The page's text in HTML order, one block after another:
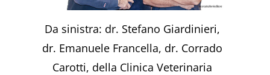
Da sinistra: dr. Stefano Giardinieri,
dr. Emanuele Francella, dr. Corrado
Carotti, della Clinica Veterinaria